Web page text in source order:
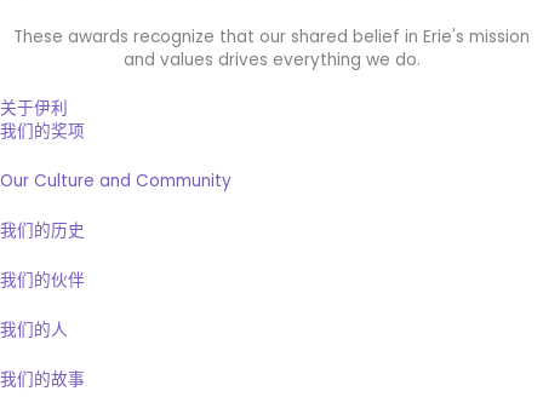
These awards recognize that our shared belief in Erie's mission
and values drives everything we do.
关于伊利
我们的奖项
Our Culture and Community
我们的历史
我们的伙伴
我们的人
我们的故事